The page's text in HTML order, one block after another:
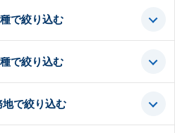
で絞り込む
で絞り込む
で絞り込む